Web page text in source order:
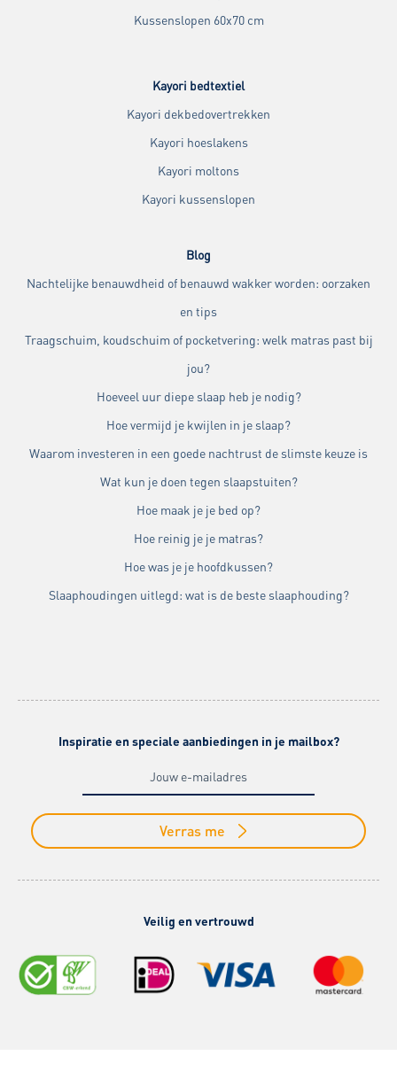
Kussenslopen 60x70 cm
Kayori bedtextiel
Kayori dekbedovertrekken
Kayori hoeslakens
Kayori moltons
Kayori kussenslopen
Blog
Nachtelijke benauwdheid of benauwd wakker worden: oorzaken
en tips
Traagschuim, koudschuim of pocketvering: welk matras past bij
jou?
Hoeveel uur diepe slaap heb je nodig?
Hoe vermijd je kwijlen in je slaap?
Waarom investeren in een goede nachtrust de slimste keuze is
Wat kun je doen tegen slaapstuiten?
Hoe maak je je bed op?
Hoe reinig je je matras?
Hoe was je je hoofdkussen?
Slaaphoudingen uitlegd: wat is de beste slaaphouding?
Inspiratie en speciale aanbiedingen in je mailbox?
Verras me
Veilig en vertrouwd